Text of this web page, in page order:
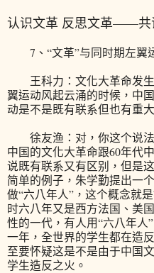
认识文革 反思文革——共
7、“文革”与同时期左翼
王科力：文化大革命发生
翼运动风起云涌的时候，中
动是不是既有联系但也有重
徐友渔：对，你这个说法
中国的文化大革命跟60年代
说既有联系又有区别，但是
简单的例子，朱学勤提出一
做“六八年人”，这个概念就
时六八年又是西方法国、美
性的一代，有人用“六八年人
一年，全世界的学生都在造
至要怀疑这是不是由于中国
学生造反之火。